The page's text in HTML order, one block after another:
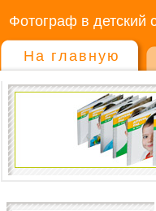
Фотограф в детский
На главную